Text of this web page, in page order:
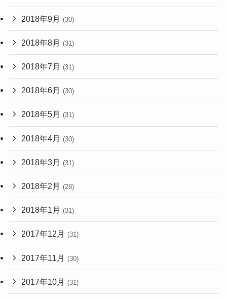
2018年9月 (30)
2018年8月 (31)
2018年7月 (31)
2018年6月 (30)
2018年5月 (31)
2018年4月 (30)
2018年3月 (31)
2018年2月 (28)
2018年1月 (31)
2017年12月 (31)
2017年11月 (30)
2017年10月 (31)